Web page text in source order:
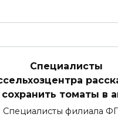
Специалисты
сохранить томаты в
Специалисты филиала